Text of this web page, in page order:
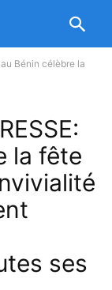
Bénin célèbre la
la fête
ses